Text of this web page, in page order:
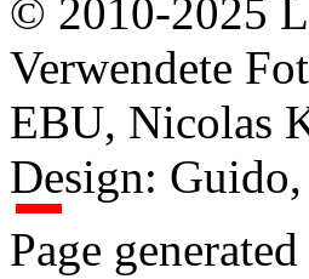
© 2010-2025
Verwendete
EBU, Nicolas
Design:
Page